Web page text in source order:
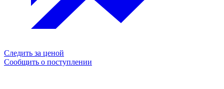
Следить за ценой
Сообщить о поступлении